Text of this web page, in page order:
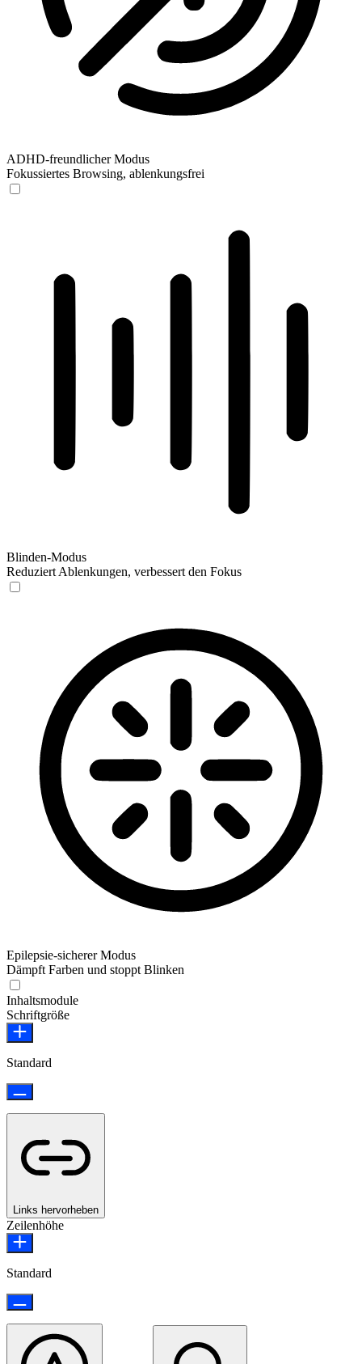
ADHD-freundlicher Modus
Fokussiertes Browsing, ablenkungsfrei
Blinden-Modus
Reduziert Ablenkungen, verbessert den Fokus
Epilepsie-sicherer Modus
Dämpft Farben und stoppt Blinken
Inhaltsmodule
Schriftgröße
Standard
Links hervorheben
Zeilenhöhe
Standard